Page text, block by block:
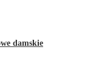
damskie